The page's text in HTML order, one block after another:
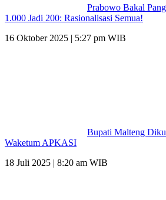
Prabowo Bakal
1.000 Jadi 200: Rasionalisasi Semua!
16 Oktober 2025 | 5:27 pm WIB
Bupati Malteng
Waketum APKASI
18 Juli 2025 | 8:20 am WIB